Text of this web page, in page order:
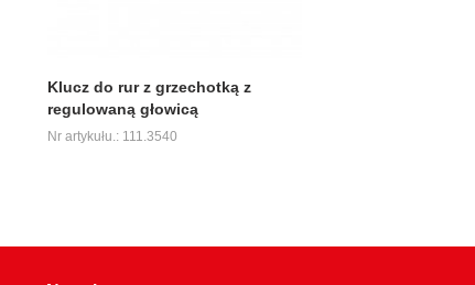
Klucz do rur z grzechotką z
regulowaną głowicą
Nr artykułu.: 111.3540